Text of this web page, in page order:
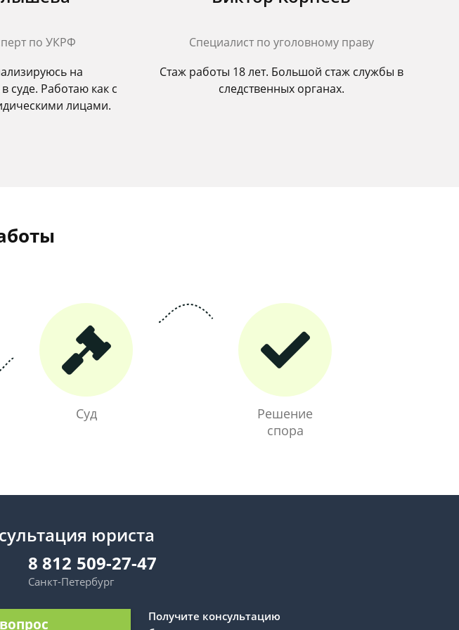
по УКРФ
на
суде. Работаю как с
лицами.
Cпециалист по уголовному праву
Стаж работы 18 лет. Большой стаж службы в
следственных органах.
Суд
Решение
спора
юриста
8 812 509-27-47
Санкт-Петербург
Получите консультацию